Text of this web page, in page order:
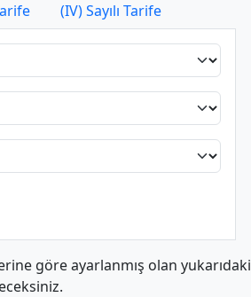
(IV) Sayılı Tarife
göre ayarlanmış olan yukarıdaki